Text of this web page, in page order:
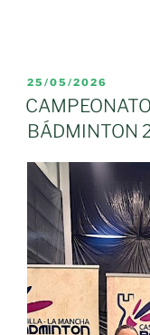
PUBLICADO
EL
25/05/2026
BÁDMINTON